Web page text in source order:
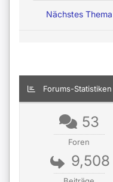
Nächstes Thema
Forums-Statistiken
53
Foren
9,508